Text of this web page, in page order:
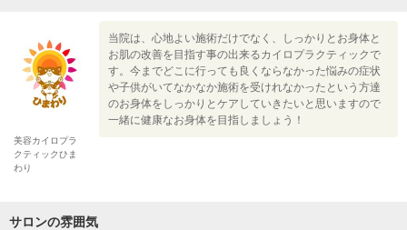
美容カイロプラ
クティックひま
わり
当院は、心地よい施術だけでなく、しっかりとお身体と
お肌の改善を目指す事の出来るカイロプラクティックで
す。今までどこに行っても良くならなかった悩みの症状
や子供がいてなかなか施術を受けれなかったという方達
のお身体をしっかりとケアしていきたいと思いますので
一緒に健康なお身体を目指しましょう！
サロンの雰囲気